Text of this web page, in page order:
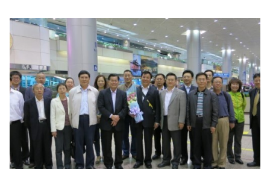
門，對於珠算普及推廣、老齡弱智特殊教育等，以及對珠算與傳統
文化的歷史關係、珠算與數學的淵源脈絡均有深入的研究並獲得豐
富的成果，也在此次的交流活動中與台灣珠算界暢談..